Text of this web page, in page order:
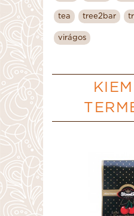
tea tree2bar
virágos